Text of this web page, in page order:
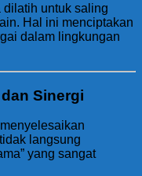
dilatih untuk saling
Hal ini menciptakan
dalam lingkungan
Sinergi
langsung
yang sangat